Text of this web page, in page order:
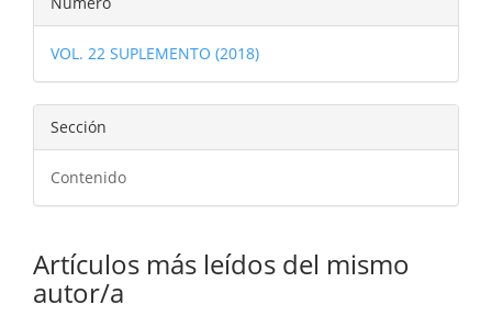
del
artículo
VOL. 22 SUPLEMENTO (2018)
Sección
Contenido
Artículos más leídos del mismo
autor/a